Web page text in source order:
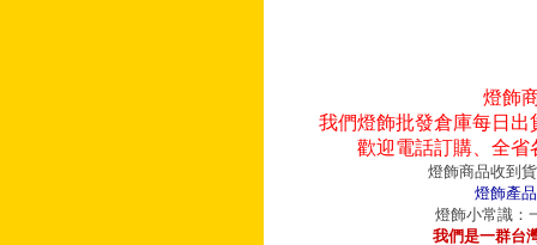
燈飾
我們燈飾批發倉庫每日
歡迎電話訂購、全
燈飾商品收到
燈飾產
燈飾小常識：
我們是一群台